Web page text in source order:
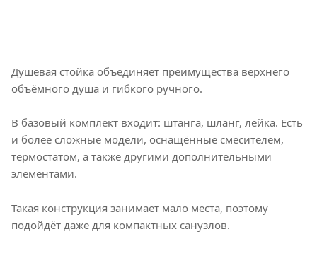
Душевая стойка объединяет преимущества верхнего
объёмного душа и гибкого ручного.
В базовый комплект входит: штанга, шланг, лейка. Есть
и более сложные модели, оснащённые смесителем,
термостатом, а также другими дополнительными
элементами.
Такая конструкция занимает мало места, поэтому
подойдёт даже для компактных санузлов.